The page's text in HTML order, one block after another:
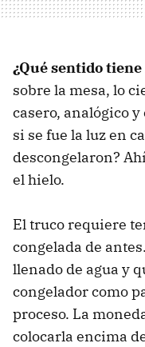
¿Qué sentido
sobre la mesa, lo
casero, analógico
si se fue la luz en
descongelaron?
el hielo.
El truco requiere
congelada de
llenado de agua y
congelador como
proceso. La
colocarla encima